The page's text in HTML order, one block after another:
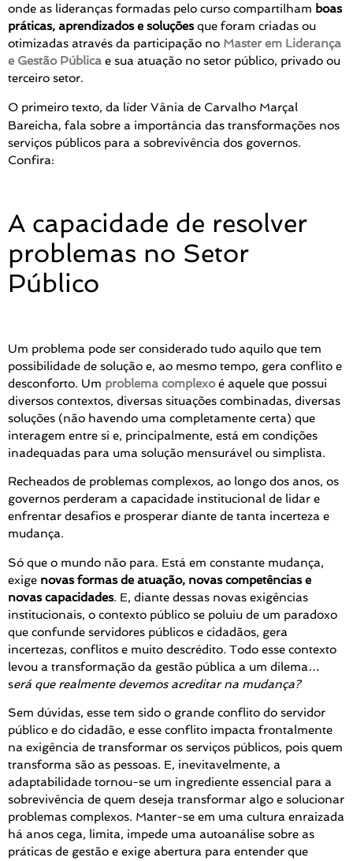
onde as lideranças formadas pelo curso compartilham boas
práticas, aprendizados e soluçõesque foram criadas ou
otimizadas através da participação no Master em Liderança
e Gestão Pública e sua atuação no setor público, privado ou
terceiro setor.
O primeiro texto, da líder Vânia de Carvalho Marçal
Bareicha, fala sobre a importância das transformações nos
serviços públicos para a sobrevivência dos governos.
Confira:
A capacidade de resolver
problemas no Setor
Público
Um problema pode ser considerado tudo aquilo que tem
possibilidade de solução e, ao mesmo tempo, gera conflito e
desconforto. Um problema complexoé aquele que possui
diversos contextos, diversas situações combinadas, diversas
soluções (não havendo uma completamente certa) que
interagem entre si e, principalmente, está em condições
inadequadas para uma solução mensurável ou simplista.
Recheados de problemas complexos, ao longo dos anos, os
governos perderam a capacidade institucional de lidar e
enfrentar desafios e prosperar diante de tanta incerteza e
mudança.
Só que o mundo não para. Está em constante mudança,
exige novas formas de atuação, novas competências e
novas capacidades. E, diante dessas novas exigências
institucionais, o contexto público se poluiu de um paradoxo
que confunde servidores públicos e cidadãos, gera
incertezas, conflitos e muito descrédito. Todo esse contexto
levou a transformação da gestão pública a um dilema…
será que realmente devemos acreditar na mudança?
Sem dúvidas, esse tem sido o grande conflito do servidor
público e do cidadão, e esse conflito impacta frontalmente
na exigência de transformar os serviços públicos, pois quem
transforma são as pessoas. E, inevitavelmente, a
adaptabilidade tornou-se um ingrediente essencial para a
sobrevivência de quem deseja transformar algo e solucionar
problemas complexos. Manter-se em uma cultura enraizada
há anos cega, limita, impede uma autoanálise sobre as
práticas de gestão e exige abertura para entender que